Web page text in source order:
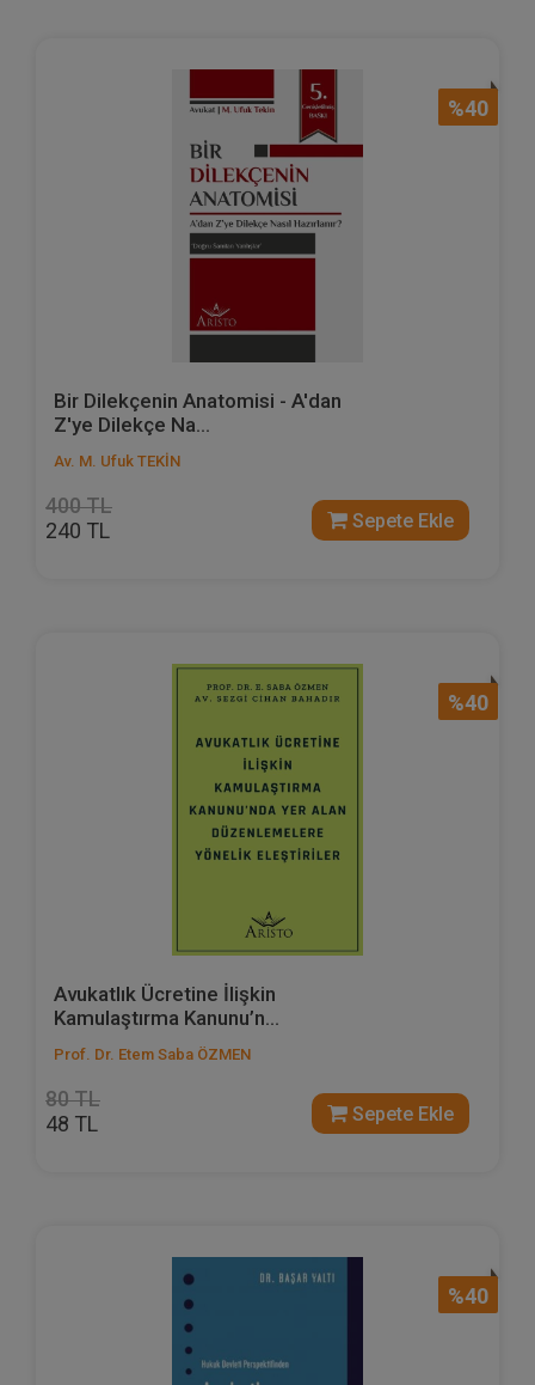
%40
Bir Dilekçenin Anatomisi - A'dan
Z'ye Dilekçe Na...
Av. M. Ufuk TEKİN
400 TL
240 TL Sepete Ekle
%40
Avukatlık Ücretine İlişkin
Kamulaştırma Kanunu’n...
Prof. Dr. Etem Saba ÖZMEN
80 TL
48 TL Sepete Ekle
%40